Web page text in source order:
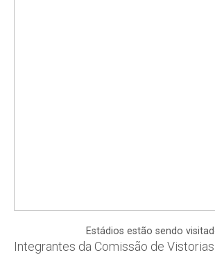
Estádios estão sendo
Integrantes da Comissão de